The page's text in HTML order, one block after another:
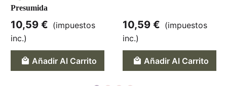
Presumida
10,59 € (impuestos
inc.)
Añadir Al Carrito
10,59 € (impuestos
inc.)
Añadir Al Carrito